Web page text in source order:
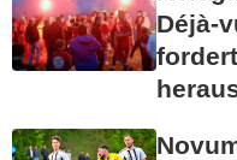
Déjà-